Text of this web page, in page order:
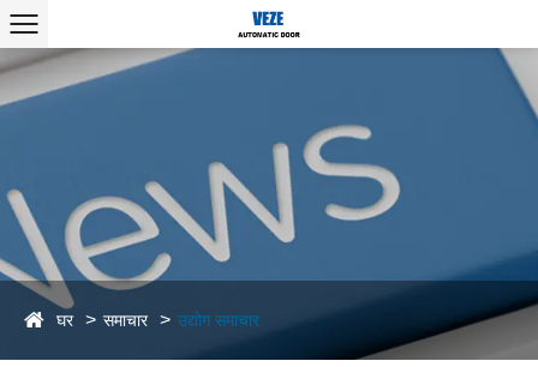
घर समाचार उद्योग समाचार